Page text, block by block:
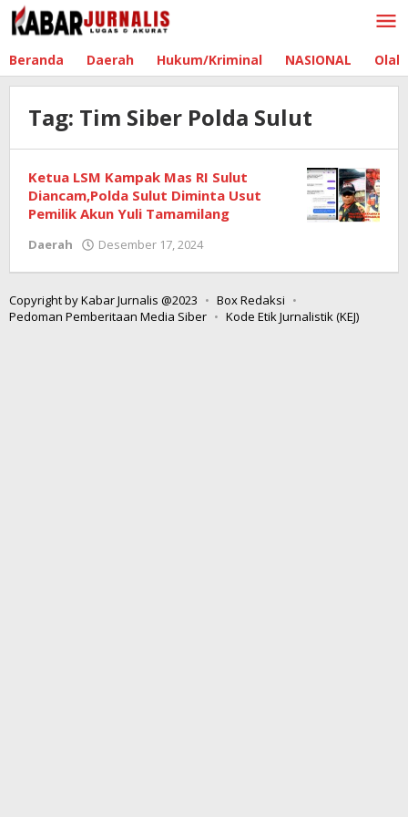
Lewati
ke
Beranda Daerah Hukum/Kriminal NASIONAL
Tag: Tim Siber Polda Sulut
Ketua LSM Kampak Mas RI Sulut
Diancam,Polda Sulut Diminta Usut
Pemilik Akun Yuli Tamamilang
Daerah Desember 17, 2024
Copyright by Kabar Jurnalis @2023
Box Redaksi
Pedoman Pemberitaan Media Siber
Kode Etik Jurnalistik (KEJ)